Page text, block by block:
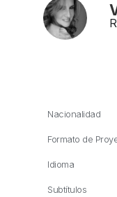
Nacionalidad
Formato de
Idioma
Subtítulos